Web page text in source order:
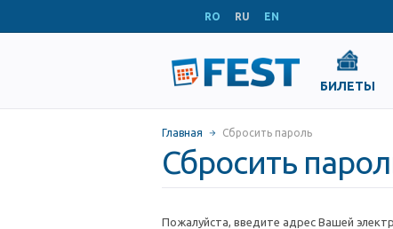
RO RU EN
БИЛЕТЫ
Главная Сбросить пароль
Сбросить
Пожалуйста, введите адрес Вашей